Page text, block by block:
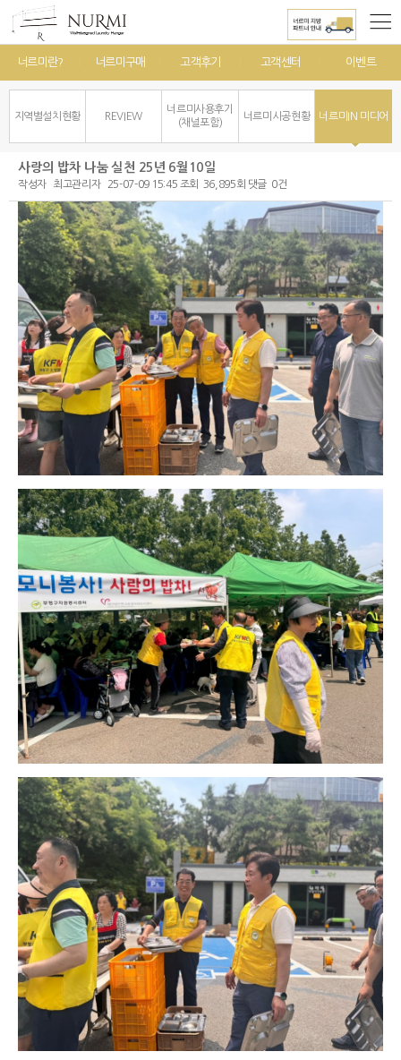
너르미란? 너르미구매 고객후기 고객센터 이벤트
지역별설치현황 REVIEW
너르미사용후기
(채널포함)
너르미시공현황 너르미IN 미디어
사랑의 밥차 나눔 실천 25년 6월10일
작성자 최고관리자 25-07-09 15:45 조회 36,895회 댓글 0건
본문